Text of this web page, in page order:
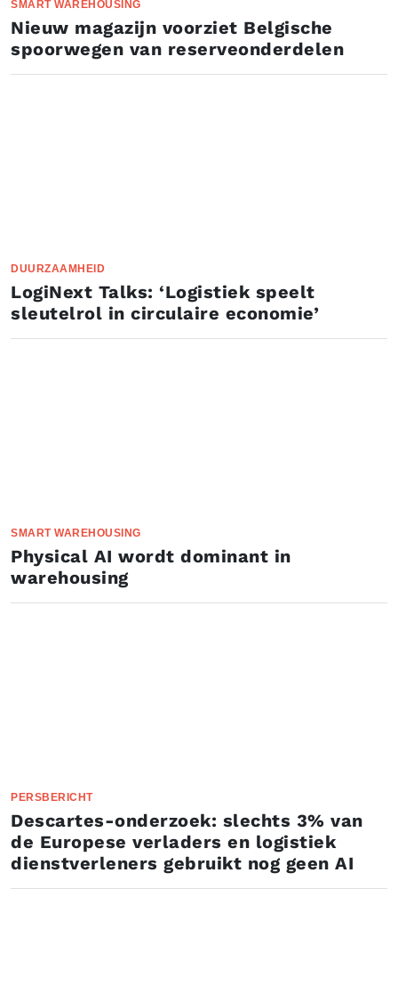
SMART WAREHOUSING
Nieuw magazijn voorziet Belgische
spoorwegen van reserveonderdelen
DUURZAAMHEID
LogiNext Talks: ‘Logistiek speelt
sleutelrol in circulaire economie’
SMART WAREHOUSING
Physical AI wordt dominant in
warehousing
PERSBERICHT
Descartes-onderzoek: slechts 3% van
de Europese verladers en logistiek
dienstverleners gebruikt nog geen AI